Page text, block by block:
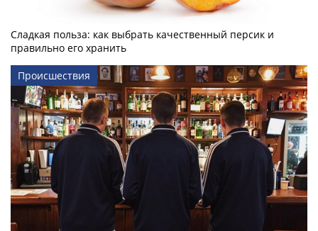
Сладкая польза: как выбрать качественный персик и
правильно его хранить
Происшествия